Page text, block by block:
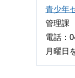
青少年
管理課
電話：
月曜日